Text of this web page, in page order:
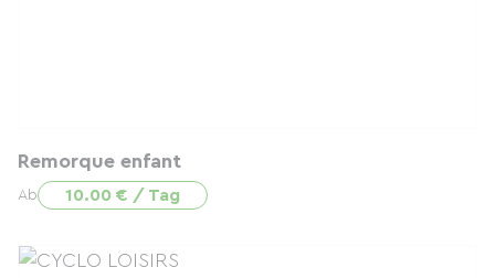
Remorque enfant
Ab 10.00 € / Tag